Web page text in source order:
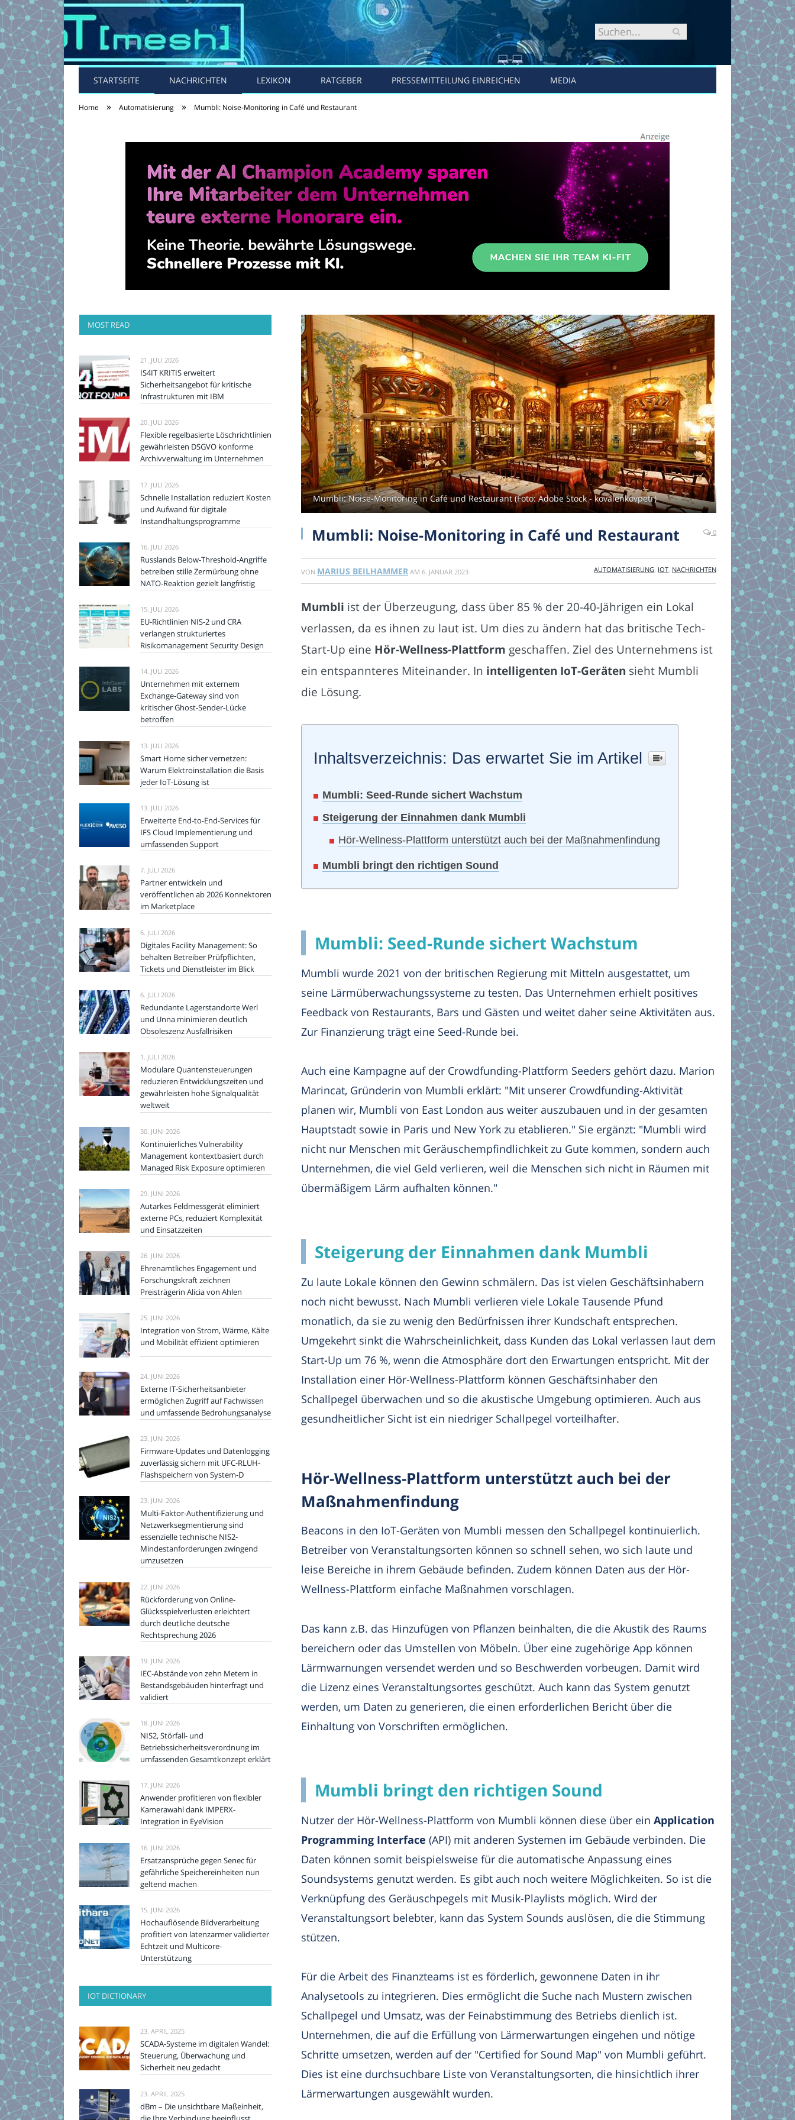
STARTSEITE NACHRICHTEN LEXIKON RATGEBER PRESSEMITTEILUNG EINREICHEN MEDIA
Home » Automatisierung » Mumbli: Noise-Monitoring in Café und Restaurant
Mumbli: Noise-Monitoring in Café und Restaurant (Foto: Adobe Stock - kovalenkovpetr)
Mumbli: Noise-Monitoring in Café und Restaurant 0
VON MARIUS BEILHAMMER AM 6. JANUAR 2023 AUTOMATISIERUNG, IOT, NACHRICHTEN
Mumbli ist der Überzeugung, dass über 85 % der 20-40-Jährigen ein Lokal
verlassen, da es ihnen zu laut ist. Um dies zu ändern hat das britische Tech-
Start-Up eine Hör-Wellness-Plattform geschaffen. Ziel des Unternehmens ist
ein entspannteres Miteinander. In intelligenten IoT-Geräten sieht Mumbli
die Lösung.
Inhaltsverzeichnis: Das erwartet Sie im Artikel
Mumbli: Seed-Runde sichert Wachstum
Steigerung der Einnahmen dank Mumbli
Hör-Wellness-Plattform unterstützt auch bei der Maßnahmenfindung
Mumbli bringt den richtigen Sound
Mumbli: Seed-Runde sichert Wachstum
Mumbli wurde 2021 von der britischen Regierung mit Mitteln ausgestattet, um
seine Lärmüberwachungssysteme zu testen. Das Unternehmen erhielt positives
Feedback von Restaurants, Bars und Gästen und weitet daher seine Aktivitäten aus.
Zur Finanzierung trägt eine Seed-Runde bei.
Auch eine Kampagne auf der Crowdfunding-Plattform Seeders gehört dazu. Marion
Marincat, Gründerin von Mumbli erklärt: "Mit unserer Crowdfunding-Aktivität
planen wir, Mumbli von East London aus weiter auszubauen und in der gesamten
Hauptstadt sowie in Paris und New York zu etablieren." Sie ergänzt: "Mumbli wird
nicht nur Menschen mit Geräuschempfindlichkeit zu Gute kommen, sondern auch
Unternehmen, die viel Geld verlieren, weil die Menschen sich nicht in Räumen mit
übermäßigem Lärm aufhalten können."
Steigerung der Einnahmen dank Mumbli
Zu laute Lokale können den Gewinn schmälern. Das ist vielen Geschäftsinhabern
noch nicht bewusst. Nach Mumbli verlieren viele Lokale Tausende Pfund
monatlich, da sie zu wenig den Bedürfnissen ihrer Kundschaft entsprechen.
Umgekehrt sinkt die Wahrscheinlichkeit, dass Kunden das Lokal verlassen laut dem
Start-Up um 76 %, wenn die Atmosphäre dort den Erwartungen entspricht. Mit der
Installation einer Hör-Wellness-Plattform können Geschäftsinhaber den
Schallpegel überwachen und so die akustische Umgebung optimieren. Auch aus
gesundheitlicher Sicht ist ein niedriger Schallpegel vorteilhafter.
Hör-Wellness-Plattform unterstützt auch bei der
Maßnahmenfindung
Beacons in den IoT-Geräten von Mumbli messen den Schallpegel kontinuierlich.
Betreiber von Veranstaltungsorten können so schnell sehen, wo sich laute und
leise Bereiche in ihrem Gebäude befinden. Zudem können Daten aus der Hör-
Wellness-Plattform einfache Maßnahmen vorschlagen.
Das kann z.B. das Hinzufügen von Pflanzen beinhalten, die die Akustik des Raums
bereichern oder das Umstellen von Möbeln. Über eine zugehörige App können
Lärmwarnungen versendet werden und so Beschwerden vorbeugen. Damit wird
die Lizenz eines Veranstaltungsortes geschützt. Auch kann das System genutzt
werden, um Daten zu generieren, die einen erforderlichen Bericht über die
Einhaltung von Vorschriften ermöglichen.
Mumbli bringt den richtigen Sound
Nutzer der Hör-Wellness-Plattform von Mumbli können diese über ein Application
Programming Interface (API) mit anderen Systemen im Gebäude verbinden. Die
Daten können somit beispielsweise für die automatische Anpassung eines
Soundsystems genutzt werden. Es gibt auch noch weitere Möglichkeiten. So ist die
Verknüpfung des Geräuschpegels mit Musik-Playlists möglich. Wird der
Veranstaltungsort belebter, kann das System Sounds auslösen, die die Stimmung
stützen.
Für die Arbeit des Finanzteams ist es förderlich, gewonnene Daten in ihr
Analysetools zu integrieren. Dies ermöglicht die Suche nach Mustern zwischen
Schallpegel und Umsatz, was der Feinabstimmung des Betriebs dienlich ist.
Unternehmen, die auf die Erfüllung von Lärmerwartungen eingehen und nötige
Schritte umsetzen, werden auf der "Certified for Sound Map" von Mumbli geführt.
Dies ist eine durchsuchbare Liste von Veranstaltungsorten, die hinsichtlich ihrer
Lärmerwartungen ausgewählt wurden.
MOST READ
21. JULI 2026
IS4IT KRITIS erweitert
Sicherheitsangebot für kritische
Infrastrukturen mit IBM
20. JULI 2026
Flexible regelbasierte Löschrichtlinien
gewährleisten DSGVO konforme
Archivverwaltung im Unternehmen
17. JULI 2026
Schnelle Installation reduziert Kosten
und Aufwand für digitale
Instandhaltungsprogramme
16. JULI 2026
Russlands Below-Threshold-Angriffe
betreiben stille Zermürbung ohne
NATO-Reaktion gezielt langfristig
15. JULI 2026
EU-Richtlinien NIS-2 und CRA
verlangen strukturiertes
Risikomanagement Security Design
14. JULI 2026
Unternehmen mit externem
Exchange-Gateway sind von
kritischer Ghost-Sender-Lücke
betroffen
13. JULI 2026
Smart Home sicher vernetzen:
Warum Elektroinstallation die Basis
jeder IoT-Lösung ist
13. JULI 2026
Erweiterte End-to-End-Services für
IFS Cloud Implementierung und
umfassenden Support
7. JULI 2026
Partner entwickeln und
veröffentlichen ab 2026 Konnektoren
im Marketplace
6. JULI 2026
Digitales Facility Management: So
behalten Betreiber Prüfpflichten,
Tickets und Dienstleister im Blick
6. JULI 2026
Redundante Lagerstandorte Werl
und Unna minimieren deutlich
Obsoleszenz Ausfallrisiken
1. JULI 2026
Modulare Quantensteuerungen
reduzieren Entwicklungszeiten und
gewährleisten hohe Signalqualität
weltweit
30. JUNI 2026
Kontinuierliches Vulnerability
Management kontextbasiert durch
Managed Risk Exposure optimieren
29. JUNI 2026
Autarkes Feldmessgerät eliminiert
externe PCs, reduziert Komplexität
und Einsatzzeiten
26. JUNI 2026
Ehrenamtliches Engagement und
Forschungskraft zeichnen
Preisträgerin Alicia von Ahlen
25. JUNI 2026
Integration von Strom, Wärme, Kälte
und Mobilität effizient optimieren
24. JUNI 2026
Externe IT-Sicherheitsanbieter
ermöglichen Zugriff auf Fachwissen
und umfassende Bedrohungsanalyse
23. JUNI 2026
Firmware-Updates und Datenlogging
zuverlässig sichern mit UFC-RLUH-
Flashspeichern von System-D
23. JUNI 2026
Multi-Faktor-Authentifizierung und
Netzwerksegmentierung sind
essenzielle technische NIS2-
Mindestanforderungen zwingend
umzusetzen
22. JUNI 2026
Rückforderung von Online-
Glücksspielverlusten erleichtert
durch deutliche deutsche
Rechtsprechung 2026
19. JUNI 2026
IEC-Abstände von zehn Metern in
Bestandsgebäuden hinterfragt und
validiert
18. JUNI 2026
NIS2, Störfall- und
Betriebssicherheitsverordnung im
umfassenden Gesamtkonzept erklärt
17. JUNI 2026
Anwender profitieren von flexibler
Kamerawahl dank IMPERX-
Integration in EyeVision
16. JUNI 2026
Ersatzansprüche gegen Senec für
gefährliche Speichereinheiten nun
geltend machen
15. JUNI 2026
Hochauflösende Bildverarbeitung
profitiert von latenzarmer validierter
Echtzeit und Multicore-
Unterstützung
IOT DICTIONARY
23. APRIL 2025
SCADA-Systeme im digitalen Wandel:
Steuerung, Überwachung und
Sicherheit neu gedacht
23. APRIL 2025
dBm – Die unsichtbare Maßeinheit,